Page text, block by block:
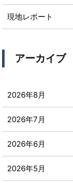
現地レポート
アーカイブ
2026年8月
2026年7月
2026年6月
2026年5月